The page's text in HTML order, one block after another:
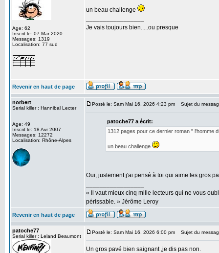
Age: 62
Inscrit le: 07 Mar 2020
Messages: 1319
Localisation: 77 sud
un beau challenge
Je vais toujours bien.....ou presque
Revenir en haut de page
norbert
Serial killer : Hannibal Lecter
Age: 49
Inscrit le: 18 Avr 2007
Messages: 12272
Localisation: Rhône-Alpes
Posté le: Sam Mai 16, 2026 4:23 pm Sujet du
patoche77 a écrit:
1312 pages pour ce dernier roman " l'homme
un beau challenge
Oui, justement j'ai pensé à toi qui aime les gros
« Il vaut mieux cinq mille lecteurs qui ne vous
périssable. » Jérôme Leroy
Revenir en haut de page
patoche77
Serial killer : Leland Beaumont
Posté le: Sam Mai 16, 2026 6:00 pm Sujet du
Un gros pavé bien saignant ,je dis pas non.